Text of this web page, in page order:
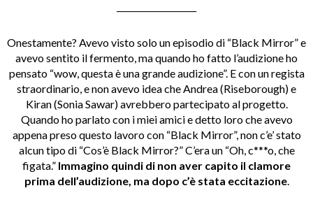
Onestamente? Avevo visto solo un episodio di “Black Mirror” e
avevo sentito il fermento, ma quando ho fatto l’audizione ho
pensato “wow, questa è una grande audizione”. E con un regista
straordinario, e non avevo idea che Andrea (Riseborough) e
Kiran (Sonia Sawar) avrebbero partecipato al progetto.
Quando ho parlato con i miei amici e detto loro che avevo
appena preso questo lavoro con “Black Mirror”, non c’e’ stato
alcun tipo di “Cos’è Black Mirror?” C’era un “Oh, c***o, che
figata.” Immagino quindi di non aver capito il clamore
prima dell’audizione, ma dopo c’è stata eccitazione.